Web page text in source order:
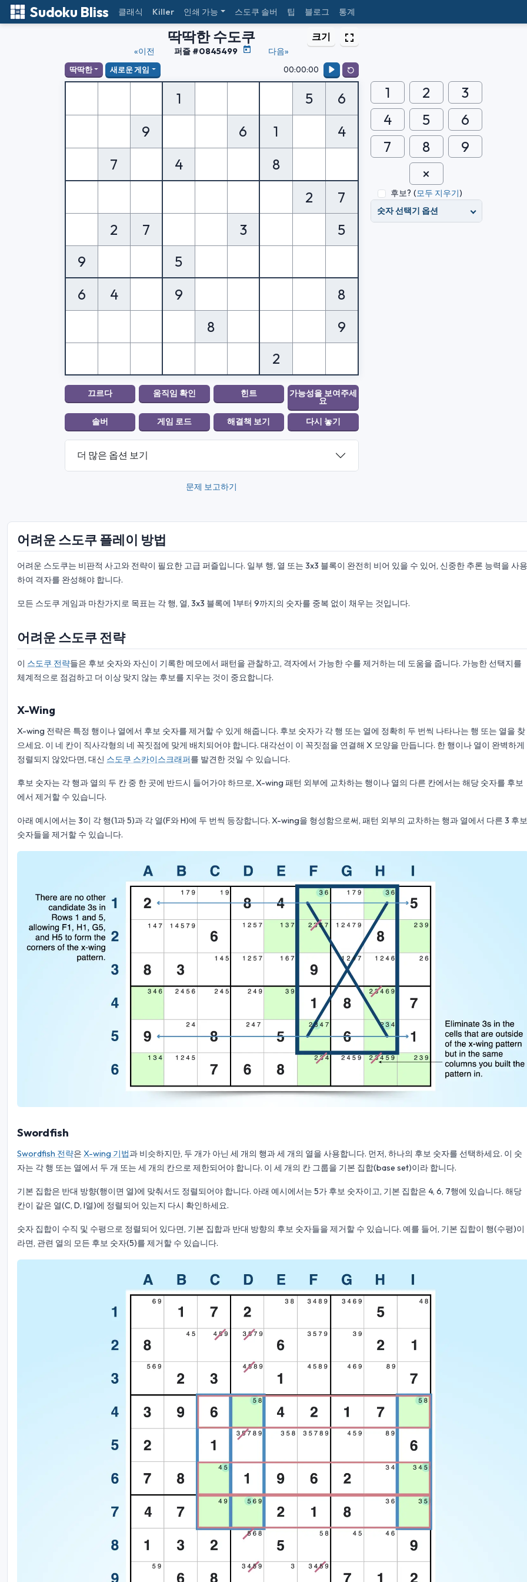
Sudoku Bliss 클래식 Killer 인쇄 가능 스도쿠 솔버 팁 블로그 통계
딱딱한 수도쿠 크기
«이전 퍼즐 #0845499 다음»
딱딱한 새로운 게임 00:00:00
1 5
6
9
6 1
4
7
4
8
2
7
2
7 3
5
9
5
6
4 9
8
8
9
2
1 2
3
4
5
6
7
8 9
후보? (모두 지우기)
숫자 선택기 옵션
더 많은 옵션 보기
문제 보고하기
어려운 스도쿠 플레이 방법
어려운 스도쿠는 비판적 사고와 전략이 필요한 고급 퍼즐입니다. 일부 행, 열 또는 3x3 블록이 완전히 비어 있을 수 있어, 신중한 추론 능력을 사용
하여 격자를 완성해야 합니다.
모든 스도쿠 게임과 마찬가지로 목표는 각 행, 열, 3x3 블록에 1부터 9까지의 숫자를 중복 없이 채우는 것입니다.
어려운 스도쿠 전략
이 스도쿠 전략들은 후보 숫자와 자신이 기록한 메모에서 패턴을 관찰하고, 격자에서 가능한 수를 제거하는 데 도움을 줍니다. 가능한 선택지를
체계적으로 점검하고 더 이상 맞지 않는 후보를 지우는 것이 중요합니다.
X-Wing
X-wing 전략은 특정 행이나 열에서 후보 숫자를 제거할 수 있게 해줍니다. 후보 숫자가 각 행 또는 열에 정확히 두 번씩 나타나는 행 또는 열을 찾
으세요. 이 네 칸이 직사각형의 네 꼭짓점에 맞게 배치되어야 합니다. 대각선이 이 꼭짓점을 연결해 X 모양을 만듭니다. 한 행이나 열이 완벽하게
정렬되지 않았다면, 대신 스도쿠 스카이스크래퍼를 발견한 것일 수 있습니다.
후보 숫자는 각 행과 열의 두 칸 중 한 곳에 반드시 들어가야 하므로, X-wing 패턴 외부에 교차하는 행이나 열의 다른 칸에서는 해당 숫자를 후보
에서 제거할 수 있습니다.
아래 예시에서는 3이 각 행(1과 5)과 각 열(F와 H)에 두 번씩 등장합니다. X-wing을 형성함으로써, 패턴 외부의 교차하는 행과 열에서 다른 3 후보
숫자들을 제거할 수 있습니다.
Swordfish
Swordfish 전략은 X-wing 기법과 비슷하지만, 두 개가 아닌 세 개의 행과 세 개의 열을 사용합니다. 먼저, 하나의 후보 숫자를 선택하세요. 이 숫
자는 각 행 또는 열에서 두 개 또는 세 개의 칸으로 제한되어야 합니다. 이 세 개의 칸 그룹을 기본 집합(base set)이라 합니다.
기본 집합은 반대 방향(행이면 열)에 맞춰서도 정렬되어야 합니다. 아래 예시에서는 5가 후보 숫자이고, 기본 집합은 4, 6, 7행에 있습니다. 해당
칸이 같은 열(C, D, I열)에 정렬되어 있는지 다시 확인하세요.
숫자 집합이 수직 및 수평으로 정렬되어 있다면, 기본 집합과 반대 방향의 후보 숫자들을 제거할 수 있습니다. 예를 들어, 기본 집합이 행(수평)이
라면, 관련 열의 모든 후보 숫자(5)를 제거할 수 있습니다.